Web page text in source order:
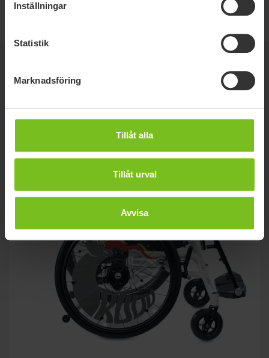
Inställningar
Statistik
Marknadsföring
Tillåt alla
Tillåt urval
Avvisa
Turtlestag - 9996097901